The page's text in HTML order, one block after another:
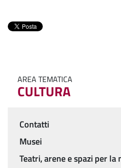
AREA TEMATICA
CULTURA
Menu
Contatti
Musei
Teatri, arene e spazi per la